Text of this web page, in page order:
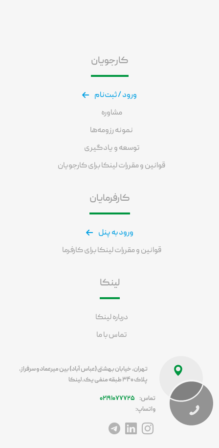
کارجویان
ورود / ثبت‌نام
مشاوره
نمونه رزومه‌ها
توسعه و یادگیری
قوانین و مقررات لینکا برای کارجویان
کارفرمایان
ورود به پنل
قوانین و مقررات لینکا برای کارفرما
لینکا
درباره لینکا
تماس با ما
تهران، خیابان بهشتی (عباس آباد) بین میرعماد و سرفراز،
پلاک ۳۴۰ طبقه منفی یک، لینکا
تماس:
۰۲۱۹۱۰۷۷۷۲۵
واتساپ:
آدرس اینستاگرام
آدرس لینکداین
آدرس تلگرام